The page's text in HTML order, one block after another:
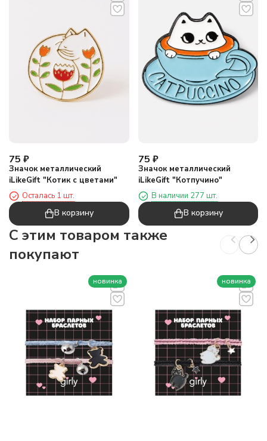
75 ₽
Значок металлический
iLikeGift "Котик с цветами"
Осталась 1 шт.
В корзину
75 ₽
Значок металлический
iLikeGift "Котпучино"
В наличии 277 шт.
В корзину
C этим товаром также
покупают
новинка новинка